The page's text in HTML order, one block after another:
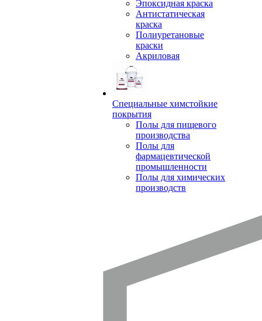
Эпоксидная краска
Антистатическая
краска
Полиуретановые
краски
Акриловая
Специальные химстойкие
покрытия
Полы для пищевого
производства
Полы для
фармацевтической
промышленности
Полы для химических
производств